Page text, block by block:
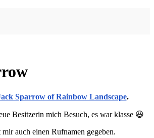
Sparrow of Rainbow Landscape.
Besitzerin mich Besuch, es war klasse 😆
mir auch einen Rufnamen gegeben.